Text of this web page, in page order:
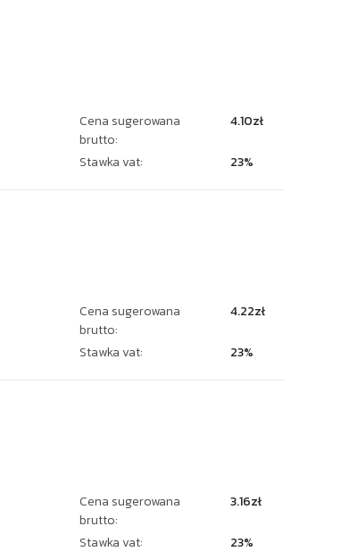
Cena sugerowana
brutto:
4.10zł
Stawka vat: 23%
Cena sugerowana
brutto:
4.22zł
Stawka vat: 23%
Cena sugerowana
brutto:
3.16zł
Stawka vat: 23%